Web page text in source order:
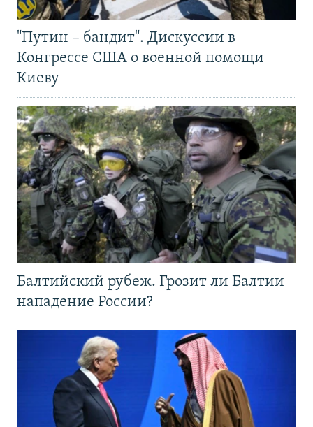
"Путин – бандит". Дискуссии в
Конгрессе США о военной помощи
Киеву
Балтийский рубеж. Грозит ли Балтии
нападение России?